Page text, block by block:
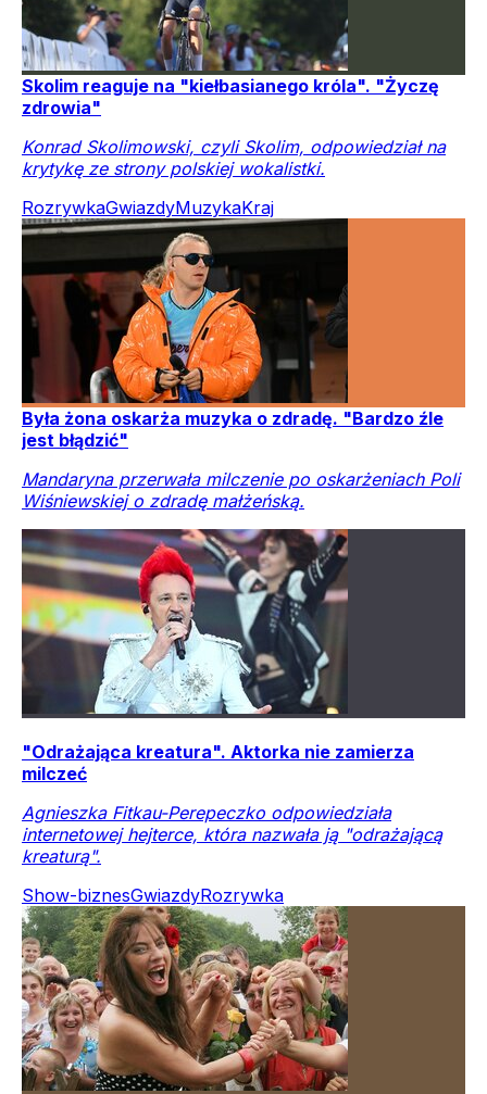
Skolim reaguje na "kiełbasianego króla". "Życzę
zdrowia"
Konrad Skolimowski, czyli Skolim, odpowiedział na
krytykę ze strony polskiej wokalistki.
RozrywkaGwiazdyMuzykaKraj
Była żona oskarża muzyka o zdradę. "Bardzo źle
jest błądzić"
Mandaryna przerwała milczenie po oskarżeniach Poli
Wiśniewskiej o zdradę małżeńską.
"Odrażająca kreatura". Aktorka nie zamierza
milczeć
Agnieszka Fitkau-Perepeczko odpowiedziała
internetowej hejterce, która nazwała ją "odrażającą
kreaturą".
Show-biznesGwiazdyRozrywka